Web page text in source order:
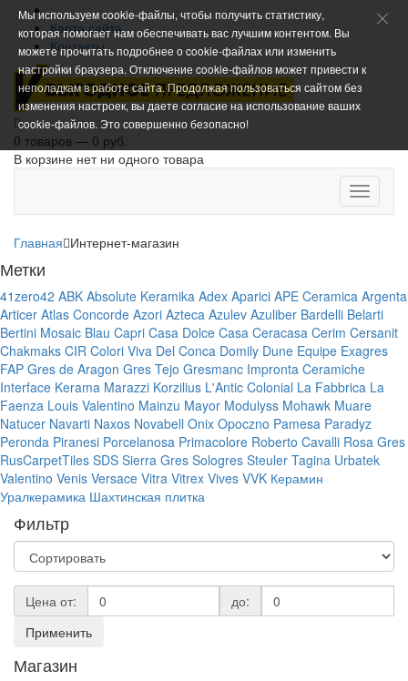
Карта сайта
Контакты
0 товаров — 0 руб.
В корзине нет ни одного товара
Toggle
Главная Интернет-магазин
Метки
41zero42 ABK Absolute Keramika Adex Aparici APE Ceramica Argenta
Articer Atlas Concorde Azori Azteca Azulev Azuliber Bardelli Belarti
Bertini Mosaic Blau Capri Casa Dolce Casa Ceracasa Cerim Cersanit
Chakmaks CIR Colori Viva Del Conca Domily Dune Equipe Exagres
FAP Gres de Aragon Gres Tejo Gresmanc Impronta Ceramiche
Interface Kerama Marazzi Korzilius L'Antic Colonial La Fabbrica La
Faenza Louis Valentino Mainzu Mayor Modulyss Mohawk Muare
Natucer Navarti Naxos Novabell Onix Opoczno Pamesa Paradyz
Peronda Piranesi Porcelanosa Primacolore Roberto Cavalli Rosa Gres
RusCarpetTiles SDS Sierra Gres Sologres Steuler Tagina Urbatek
Valentino Venis Versace Vitra Vitrex Vives VVK Керамин
Уралкерамика Шахтинская плитка
Фильтр
Цена от:
до:
Применить
Магазин
Мы используем cookie-файлы, чтобы получить статистику,
которая помогает нам обеспечивать вас лучшим контентом. Вы
можете прочитать подробнее о cookie-файлах или изменить
настройки браузера. Отключение cookie-файлов может привести к
неполадкам в работе сайта. Продолжая пользоваться сайтом без
изменения настроек, вы даете согласие на использование ваших
cookie-файлов. Это совершенно безопасно!